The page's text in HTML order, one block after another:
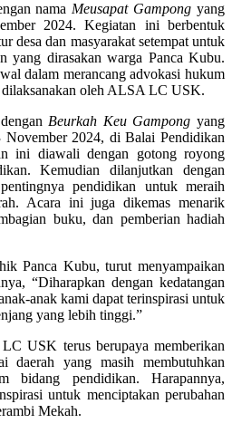
nama Meusapat Gampong yang
2024. Kegiatan ini berbentuk
desa dan masyarakat setempat untuk
yang dirasakan warga Panca Kubu.
dalam merancang advokasi hukum
oleh ALSA LC USK.
Beurkah Keu Gampong yang
November 2024, di Balai Pendidikan
ini diawali dengan gotong royong
Kemudian dilanjutkan dengan
pendidikan untuk meraih
Acara ini juga dikemas menarik
buku, dan pemberian hadiah
Panca Kubu, turut menyampaikan
“Diharapkan dengan kedatangan
anak kami dapat terinspirasi untuk
yang lebih tinggi.”
USK terus berupaya memberikan
daerah yang masih membutuhkan
bidang pendidikan. Harapannya,
untuk menciptakan perubahan
Mekah.